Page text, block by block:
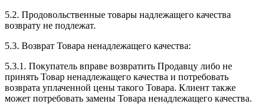
5.2. Продовольственные товары надлежащего качества
возврату не подлежат.
5.3. Возврат Товара ненадлежащего качества:
5.3.1. Покупатель вправе возвратить Продавцу либо не
принять Товар ненадлежащего качества и потребовать
возврата уплаченной цены такого Товара. Клиент также
может потребовать замены Товара ненадлежащего качества.